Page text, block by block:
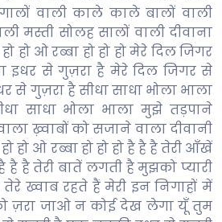
वाली काले काले बालों वाली
मस्ती सोलह सालों वाली दीवाना
हो ओ रब्बा हो हो हो मेरे दिल जिगर
से गुज़रा है मेरे दिल जिगर से
से गुज़रा है सीधा साधा भोला भाला
साधा भोला भाला मुझे तड़पाने
ख़्वाबों को सजाने वाला दीवानी
हो ओ रब्बा हो हो हो है है है तेरी आँखें
है तेरी बातें लगती है मुझको प्यारी
ख्वाब रहते हैं मेरी इन निगाहों में
ज़रा जाओ न कोई देख लेगा यूँ तुम